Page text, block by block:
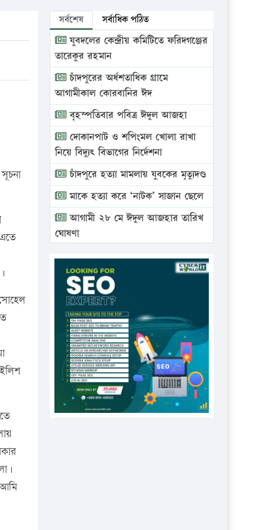
সর্বশেষ সর্বাধিক পঠিত
যুবদলের কেন্দ্রীয় কমিটিতে ফরিদগঞ্জের
তারেকুর রহমান
চাঁদপুরের অর্ধশতাধিক গ্রামে
আগামীকাল কোরবানির ঈদ
বৃহস্পতিবার পবিত্র ঈদুল আজহা
দোকানপাট ও শপিংমল খোলা রাখা
নিয়ে বিদ্যুৎ বিভাগের নির্দেশনা
চাঁদপুরে হত্যা মামলায় যুবকের মৃত্যুদণ্ড
মাকে হত্যা করে ‘নাটক’ সাজান ছেলে
আগামী ২৮ মে ঈদুল আজহার তারিখ
ঘোষণা
ভ্রাম্যমাণ আদালতে দুইটি প্রতিষ্ঠানকে
প্রতিষ্ঠানকে ৪০হাজার টাকা জরিমানা।
এবার লঞ্চের ভাড়া বাড়ল
১৭ থেকে ২১ শতাংশ বিদ্যুতের দাম
বাড়ানোর প্রস্তাব পিডিবির
১৬ মে চাঁদপুর ও ২৫ মে ফেনী সফরে
যাবেন প্রধানমন্ত্রী
উচ্চশিক্ষায় গৌরবময় অর্জন: পূর্ণ
স্কলারশিপে যুক্তরাষ্ট্রে পিএইচডি করছেন